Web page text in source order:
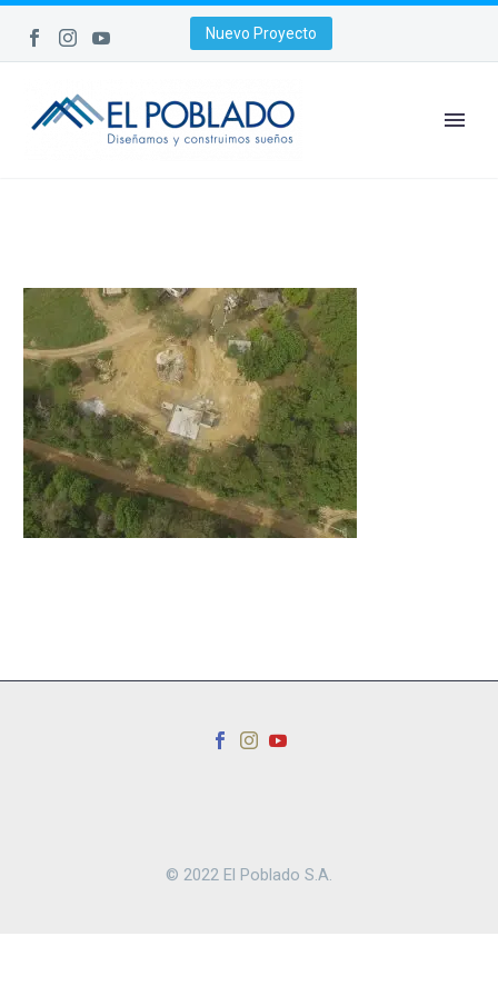
Nuevo Proyecto
© 2022 El Poblado S.A.